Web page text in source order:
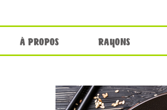
À PROPOS RAYONS